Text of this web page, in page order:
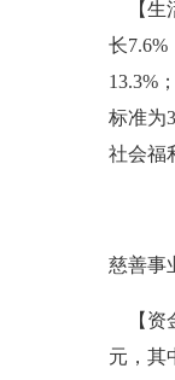
【生
长
13.3%
标准为
社会福
慈善事
【资
元，其